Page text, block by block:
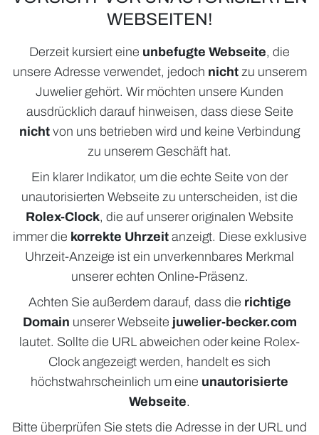
ROLEX
SCHMUCK
ACCESSOIRES
WEBSEITEN!
Derzeit kursiert eine unbefugte Webseite, die
unsere Adresse verwendet, jedoch nichtzu unserem
Juwelier gehört. Wir möchten unsere Kunden
ausdrücklich darauf hinweisen, dass diese Seite
nicht von uns betrieben wird und keine Verbindung
zu unserem Geschäft hat.
Ein klarer Indikator, um die echte Seite von der
unautorisierten Webseite zu unterscheiden, ist die
Rolex-Clock, die auf unserer originalen Website
immer die korrekte Uhrzeitanzeigt. Diese exklusive
Uhrzeit-Anzeige ist ein unverkennbares Merkmal
unserer echten Online-Präsenz.
Achten Sie außerdem darauf, dass die richtige
Domain unserer Webseite juwelier-becker.com
lautet. Sollte die URL abweichen oder keine Rolex-
Clock angezeigt werden, handelt es sich
höchstwahrscheinlich um eine unautorisierte
Webseite.
Bitte überprüfen Sie stets die Adresse in der URL und